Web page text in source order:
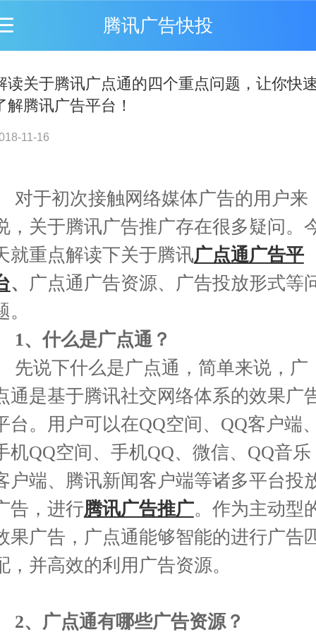
腾讯广告快投
读关于腾讯广点通的四个重点问题，让你快速
解腾讯广告平台！
11-16
对于初次接触网络媒体广告的用户来
，关于腾讯广告推广存在很多疑问。
就重点解读下关于腾讯广点通广告平
、 广点通广告资源、 广告投放形式等
。
1、什么是广点通？
先说下什么是广点通 ， 简单来说，广
通是基于腾讯社交网络体系的效果广
台。用户可以在QQ空间、 QQ客户端、
机QQ空间、手机QQ、微信、 QQ音乐
户端、腾讯新闻客户端等诸多平台投
告，进行腾讯广告推广。作为主动型
果广告，广点通能够智能的进行广告
，并高效的利用广告资源。
2、广点通有哪些广告资源？